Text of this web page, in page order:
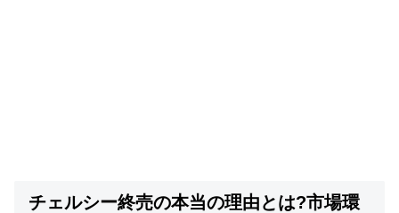
チェルシー終売の本当の理由とは?市場環